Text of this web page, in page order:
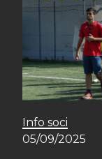
Info soci
05/09/2025